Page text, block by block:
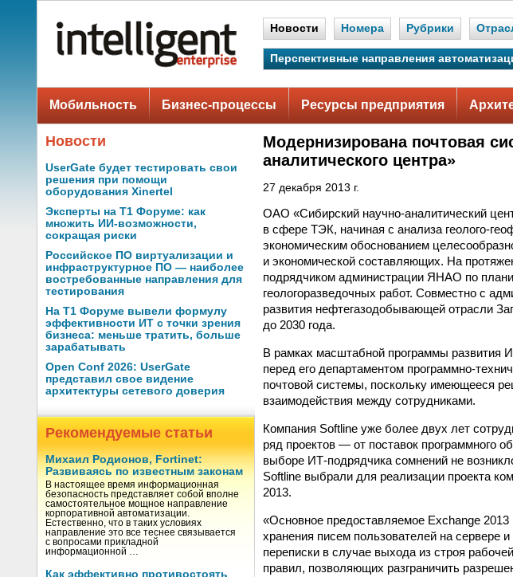
Новости Номера Рубрики
Перспективные направления
Мобильность Бизнес-процессы Ресурсы предприятия
Новости
UserGate будет тестировать свои
решения при помощи
оборудования Xinertel
Эксперты на Т1 Форуме: как
множить ИИ-возможности,
сокращая риски
Российское ПО виртуализации и
инфраструктурное ПО — наиболее
востребованные направления для
тестирования
На Т1 Форуме вывели формулу
эффективности ИТ с точки зрения
бизнеса: меньше тратить, больше
зарабатывать
Open Conf 2026: UserGate
представил свое видение
архитектуры сетевого доверия
Рекомендуемые статьи
Михаил Родионов, Fortinet:
Развиваясь по известным законам
В настоящее время информационная
безопасность представляет собой вполне
самостоятельное мощное направление
корпоративной автоматизации.
Естественно, что в таких условиях
направление это все теснее связывается
с вопросами прикладной
информационной …
Как эффективно противостоять
Модернизирована почтовая
аналитического центра»
27 декабря 2013 г.
ОАО «Сибирский научно-аналитический
в сфере ТЭК, начиная с анализа геолого-
экономическим обоснованием
и экономической составляющих. На
подрядчиком администрации ЯНАО по
геологоразведочных работ. Совместно с
развития нефтегазодобывающей отрасли
до 2030 года.
В рамках масштабной программы развития
перед его департаментом программно-
почтовой системы, поскольку имеющееся
взаимодействия между сотрудниками.
Компания Softline уже более двух лет
ряд проектов — от поставок программного
выборе ИТ-подрядчика сомнений не
Softline выбрали для реализации проекта
2013.
«Основное предоставляемое Exchange
хранения писем пользователей на сервере
переписки в случае выхода из строя
правил, позволяющих разграничить